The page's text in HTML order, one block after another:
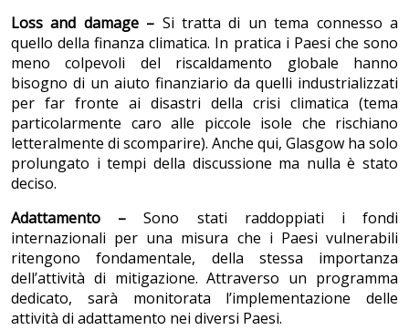
Loss and damage – Si tratta di un tema connesso a
quello della finanza climatica. In pratica i Paesi che sono
meno colpevoli del riscaldamento globale hanno
bisogno di un aiuto finanziario da quelli industrializzati
per far fronte ai disastri della crisi climatica (tema
particolarmente caro alle piccole isole che rischiano
letteralmente di scomparire). Anche qui, Glasgow ha solo
prolungato i tempi della discussione ma nulla è stato
deciso.
Adattamento –Sono stati raddoppiati i fondi
internazionali per una misura che i Paesi vulnerabili
ritengono fondamentale, della stessa importanza
dell’attività di mitigazione. Attraverso un programma
dedicato, sarà monitorata l’implementazione delle
attività di adattamento nei diversi Paesi.